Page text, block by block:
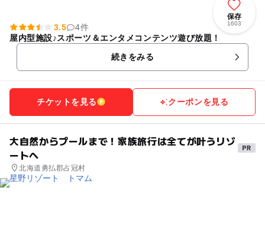
保存
1603
3.5
4件
屋内型施設♪スポーツ＆エンタメコンテンツ遊び放題！
続きをみる
チケットを見る クーポンを見る
大自然からプールまで！家族旅行は全てが叶うリゾ
ートへ
北海道勇払郡占冠村